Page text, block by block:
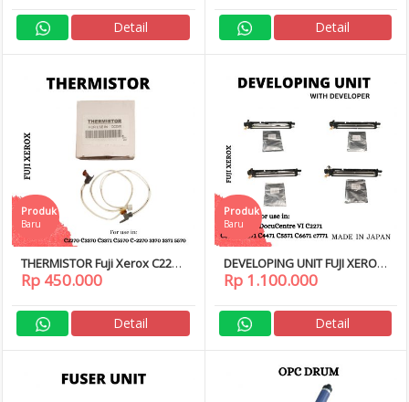
Detail Detail
THERMISTOR Fuji Xerox C2270
C3370 C4470 C5570 2270 3370
4470 5570
Produk
Baru
Rp 450.000
Detail
DEVELOPING UNIT FUJI XEROX
DocuCentre VI C2271 C3370
C3371 C4471 C5571
Produk
Baru
Rp 1.100.000
Detail